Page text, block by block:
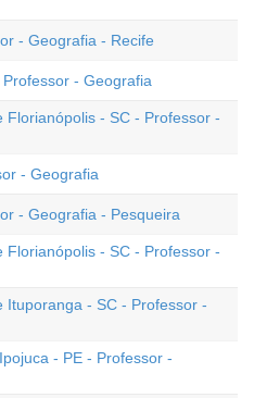
- Geografia - Recife
- Geografia
Florianópolis - SC - Professor -
- Geografia
- Geografia - Pesqueira
Florianópolis - SC - Professor -
Ituporanga - SC - Professor -
- PE - Professor -